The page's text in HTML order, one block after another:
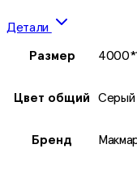
Детали
Размер
Цвет общий Серый
Бренд